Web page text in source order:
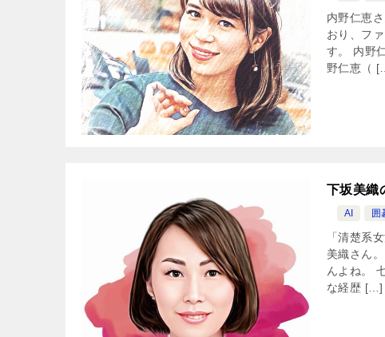
内野仁恵
おり、フ
す。 内野
野仁恵（
下坂美織
AI 囲
「清楚系
美織さん
んよね。
な経歴 […]